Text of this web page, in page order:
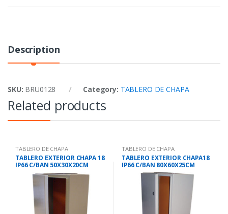
Description
SKU: BRU0128 Category: TABLERO DE CHAPA
Related products
TABLERO DE CHAPA
TABLERO EXTERIOR CHAPA 18
IP66 C/BAN 50X30X20CM
BRCE5030-20
TABLERO DE CHAPA
TABLERO EXTERIOR CHAPA18
IP66 C/BAN 80X60X25CM
BRCE8060-25